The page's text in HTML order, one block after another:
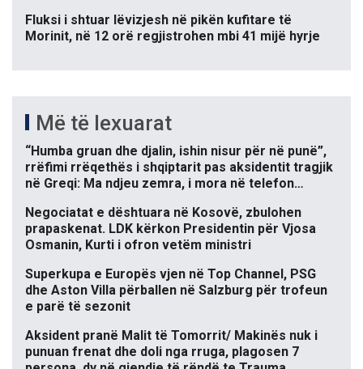
Fluksi i shtuar lëvizjesh në pikën kufitare të
Morinit, në 12 orë regjistrohen mbi 41 mijë hyrje
Më të lexuarat
“Humba gruan dhe djalin, ishin nisur për në punë”,
rrëfimi rrëqethës i shqiptarit pas aksidentit tragjik
në Greqi: Ma ndjeu zemra, i mora në telefon…
Negociatat e dështuara në Kosovë, zbulohen
prapaskenat. LDK kërkon Presidentin për Vjosa
Osmanin, Kurti i ofron vetëm ministri
Superkupa e Europës vjen në Top Channel, PSG
dhe Aston Villa përballen në Salzburg për trofeun
e parë të sezonit
Aksident pranë Malit të Tomorrit/ Makinës nuk i
punuan frenat dhe doli nga rruga, plagosen 7